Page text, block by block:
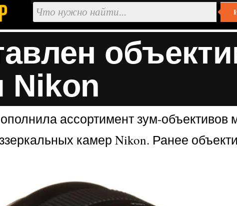
Nikon
ассортимент зум-
камер Nikon. Ранее